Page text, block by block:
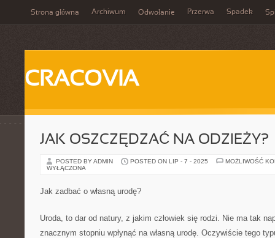
Strona główna Archiwum Odwołanie Przerwa Spadek
CRACOVIA
JAK OSZCZĘDZAĆ NA ODZIEŻY?
POSTED BY ADMIN POSTED ON LIP - 7 - 2025
MOŻLIWOŚĆ
WYŁĄCZONA
Jak zadbać o własną urodę?
Uroda, to dar od natury, z jakim człowiek się rodzi. Nie ma tak
znacznym stopniu wpłynąć na własną urodę. Oczywiście tego